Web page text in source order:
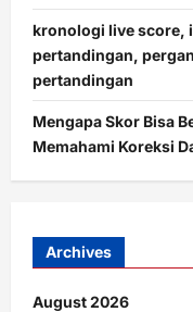
kronologi live score,
pertandingan,
pertandingan
Mengapa Skor Bisa
Memahami Koreksi
Archives
August 2026